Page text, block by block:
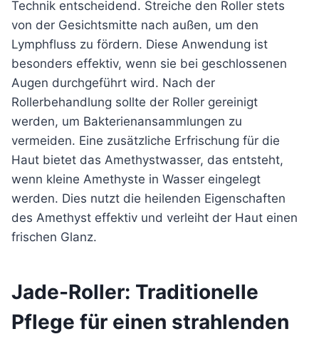
Technik entscheidend. Streiche den Roller stets
von der Gesichtsmitte nach außen, um den
Lymphfluss zu fördern. Diese Anwendung ist
besonders effektiv, wenn sie bei geschlossenen
Augen durchgeführt wird. Nach der
Rollerbehandlung sollte der Roller gereinigt
werden, um Bakterienansammlungen zu
vermeiden. Eine zusätzliche Erfrischung für die
Haut bietet das Amethystwasser, das entsteht,
wenn kleine Amethyste in Wasser eingelegt
werden. Dies nutzt die heilenden Eigenschaften
des Amethyst effektiv und verleiht der Haut einen
frischen Glanz.
Jade-Roller: Traditionelle
Pflege für einen strahlenden